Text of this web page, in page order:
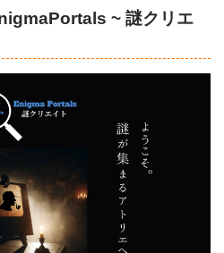
~ 謎クリエ